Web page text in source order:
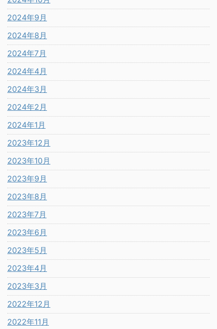
2024年9月
2024年8月
2024年7月
2024年4月
2024年3月
2024年2月
2024年1月
2023年12月
2023年10月
2023年9月
2023年8月
2023年7月
2023年6月
2023年5月
2023年4月
2023年3月
2022年12月
2022年11月